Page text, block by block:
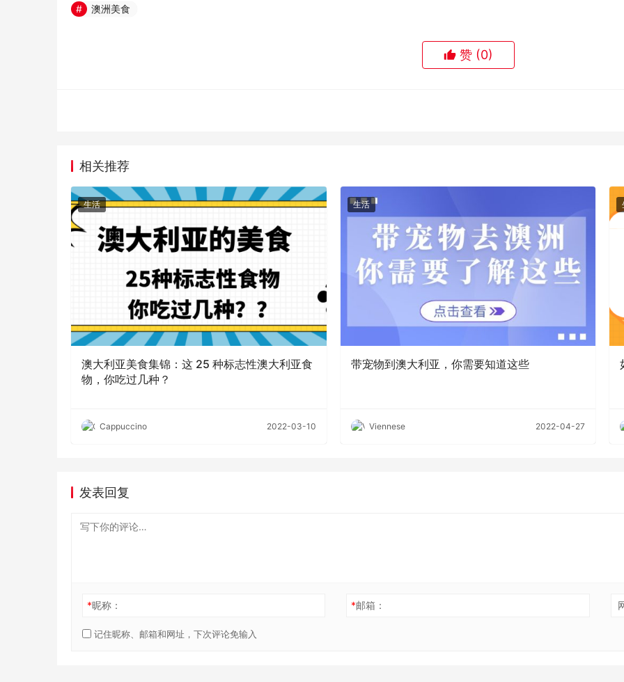
澳洲美食
赞 (0)
相关推荐
生活
澳大利亚美食集锦：这 25 种标志性澳大利亚食
物，你吃过几种？
Cappuccino 2022-03-10
生活
带宠物到澳大利亚，你需要知道这些
Viennese 2022-04-27
发表回复
*昵称： *邮箱：
记住昵称、邮箱和网址，下次评论免输入